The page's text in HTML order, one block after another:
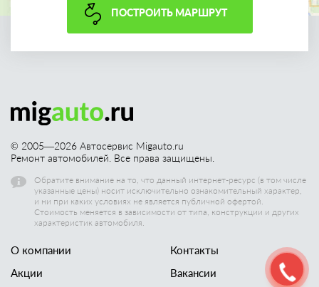
ПОСТРОИТЬ МАРШРУТ
© 2005—2026 Автосервис Migauto.ru
Ремонт автомобилей. Все права защищены.
Обратите внимание на то, что данный интернет-ресурс (в том числе
указанные цены) носит исключительно ознакомительный характер,
и ни при каких условиях не является публичной офертой.
Стоимость меняется в зависимости от типа, конструкции и других
характеристик автомобиля.
О компании
Акции
Контакты
Вакансии